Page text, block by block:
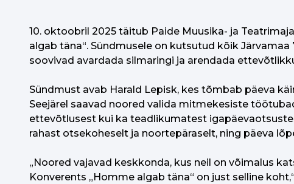
10. oktoobril 2025 täitub Paide Muusika- ja
algab täna“. Sündmusele on kutsutud kõik
soovivad avardada silmaringi ja arendada
Sündmust avab Harald Lepisk, kes tõmbab päeva
Seejärel saavad noored valida mitmekesiste
ettevõtlusest kui ka teadlikumatest
rahast otsekoheselt ja noortepäraselt, ning päeva
„Noored vajavad keskkonda, kus neil on võimalus
Konverents „Homme algab täna“ on just selline